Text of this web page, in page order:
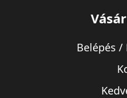
Belépés /